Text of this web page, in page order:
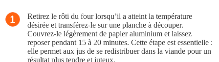
Retirez le rôti du four lorsqu’il a atteint la température
désirée et transférez-le sur une planche à découper.
Couvrez-le légèrement de papier aluminium et laissez
reposer pendant 15 à 20 minutes. Cette étape est essentielle :
elle permet aux jus de se redistribuer dans la viande pour un
résultat plus tendre et juteux.